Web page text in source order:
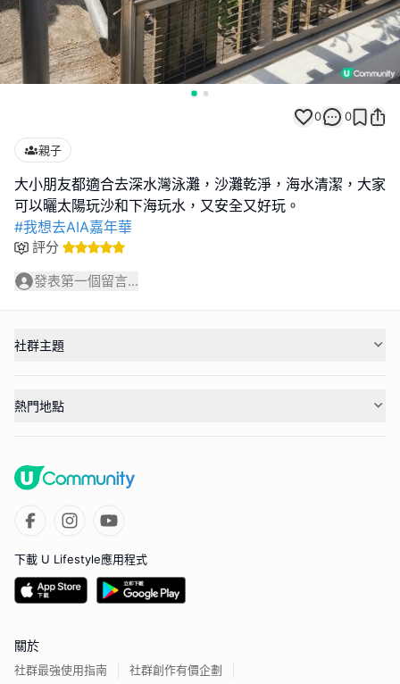
0 0
親子
大小朋友都適合去深水灣泳灘，沙灘乾淨，海水清潔，大家
#我想去AIA嘉年華
評分
發表第一個留言...
社群主題
熱門地點
下載 U Lifestyle應用程式
關於
社群最強使用指南 社群創作有價企劃